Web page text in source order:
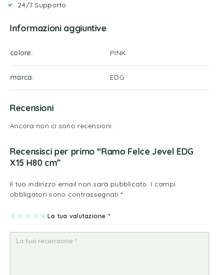
24/7 Supporto
Informazioni aggiuntive
colore PINK
marca EDG
Recensioni
Ancora non ci sono recensioni.
Recensisci per primo “Ramo Felce Jevel EDG
X15 H80 cm”
Il tuo indirizzo email non sarà pubblicato. I campi
obbligatori sono contrassegnati *
La tua valutazione *
1
a
2
e
su
5
3
e
su
5
4
e
su
5
5
e
su
5